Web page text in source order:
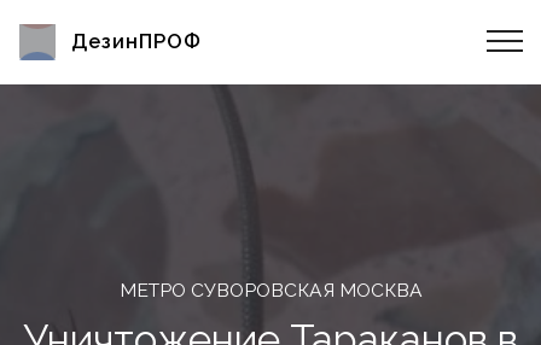
ДезинПРОФ
МЕТРО СУВОРОВСКАЯ МОСКВА